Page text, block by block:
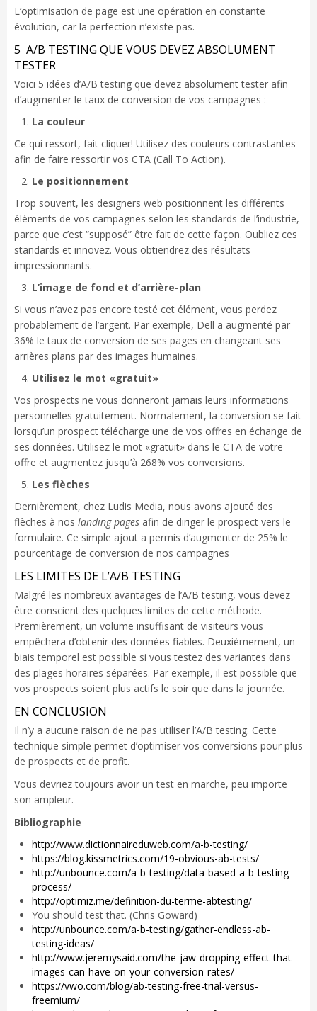
L’optimisation de page est une opération en constante
évolution, car la perfection n’existe pas.
5 A/B TESTING QUE VOUS DEVEZ ABSOLUMENT
TESTER
Voici 5 idées d’A/B testing que devez absolument tester afin
d’augmenter le taux de conversion de vos campagnes :
La couleur
Ce qui ressort, fait cliquer! Utilisez des couleurs contrastantes
afin de faire ressortir vos CTA (Call To Action).
Le positionnement
Trop souvent, les designers web positionnent les différents
éléments de vos campagnes selon les standards de l’industrie,
parce que c’est “supposé” être fait de cette façon. Oubliez ces
standards et innovez. Vous obtiendrez des résultats
impressionnants.
L’image de fond et d’arrière-plan
Si vous n’avez pas encore testé cet élément, vous perdez
probablement de l’argent. Par exemple, Dell a augmenté par
36% le taux de conversion de ses pages en changeant ses
arrières plans par des images humaines.
Utilisez le mot «gratuit»
Vos prospects ne vous donneront jamais leurs informations
personnelles gratuitement. Normalement, la conversion se fait
lorsqu’un prospect télécharge une de vos offres en échange de
ses données. Utilisez le mot «gratuit» dans le CTA de votre
offre et augmentez jusqu’à 268% vos conversions.
Les flèches
Dernièrement, chez Ludis Media, nous avons ajouté des
flèches à nos landing pages afin de diriger le prospect vers le
formulaire. Ce simple ajout a permis d’augmenter de 25% le
pourcentage de conversion de nos campagnes
LES LIMITES DE L’A/B TESTING
Malgré les nombreux avantages de l’A/B testing, vous devez
être conscient des quelques limites de cette méthode.
Premièrement, un volume insuffisant de visiteurs vous
empêchera d’obtenir des données fiables. Deuxièmement, un
biais temporel est possible si vous testez des variantes dans
des plages horaires séparées. Par exemple, il est possible que
vos prospects soient plus actifs le soir que dans la journée.
EN CONCLUSION
Il n’y a aucune raison de ne pas utiliser l’A/B testing. Cette
technique simple permet d’optimiser vos conversions pour plus
de prospects et de profit.
Vous devriez toujours avoir un test en marche, peu importe
son ampleur.
Bibliographie
http://www.dictionnaireduweb.com/a-b-testing/
https://blog.kissmetrics.com/19-obvious-ab-tests/
http://unbounce.com/a-b-testing/data-based-a-b-testing-
process/
http://optimiz.me/definition-du-terme-abtesting/
You should test that. (Chris Goward)
http://unbounce.com/a-b-testing/gather-endless-ab-
testing-ideas/
http://www.jeremysaid.com/the-jaw-dropping-effect-that-
images-can-have-on-your-conversion-rates/
https://vwo.com/blog/ab-testing-free-trial-versus-
freemium/